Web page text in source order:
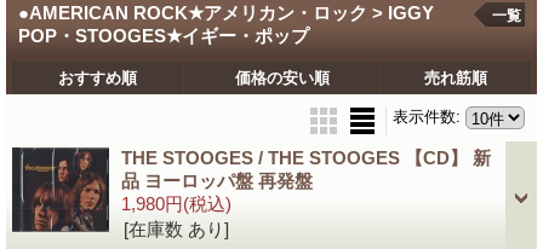
●AMERICAN ROCK★アメリカン・ロック > IGGY
POP・STOOGES★イギー・ポップ
一覧
おすすめ順 価格の安い順 売れ筋順
表示件数:
THE STOOGES / THE STOOGES 【CD】 新
品 ヨーロッパ盤 再発盤
1,980円(税込)
[在庫数 あり]